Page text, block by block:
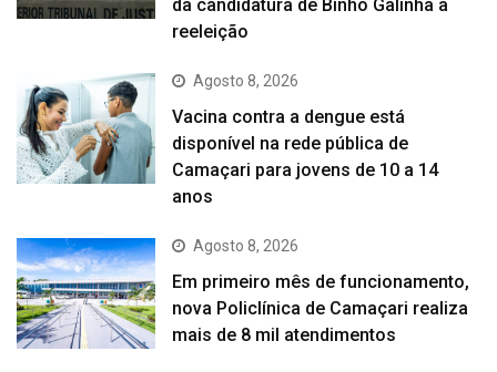
da candidatura de Binho Galinha a
reeleição
Agosto 8, 2026
Vacina contra a dengue está
disponível na rede pública de
Camaçari para jovens de 10 a 14
anos
Agosto 8, 2026
Em primeiro mês de funcionamento,
nova Policlínica de Camaçari realiza
mais de 8 mil atendimentos